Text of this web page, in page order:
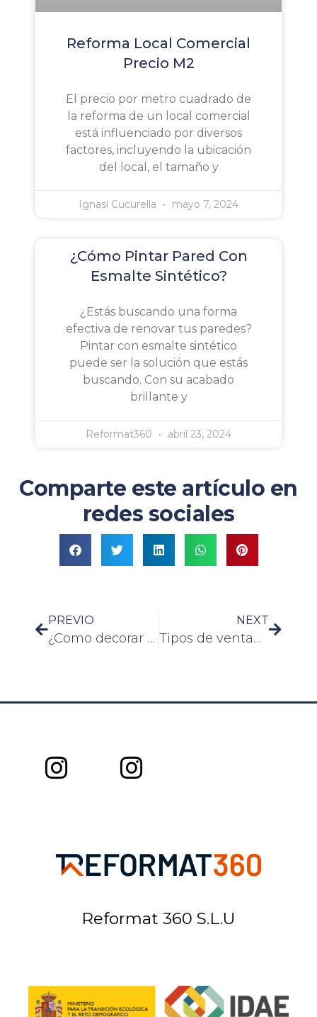
Reforma Local Comercial
Precio M2
El precio por metro cuadrado de
la reforma de un local comercial
está influenciado por diversos
factores, incluyendo la ubicación
del local, el tamaño y
Ignasi Cucurella mayo 7, 2024
¿Cómo Pintar Pared Con
Esmalte Sintético?
¿Estás buscando una forma
efectiva de renovar tus paredes?
Pintar con esmalte sintético
puede ser la solución que estás
buscando. Con su acabado
brillante y
Reformat360 abril 23, 2024
Comparte este artículo en
redes sociales
PREVIO
¿Como decorar una bodega moderna?
NEXT
Tipos de ventanas para cocinas
Reformat 360 S.L.U